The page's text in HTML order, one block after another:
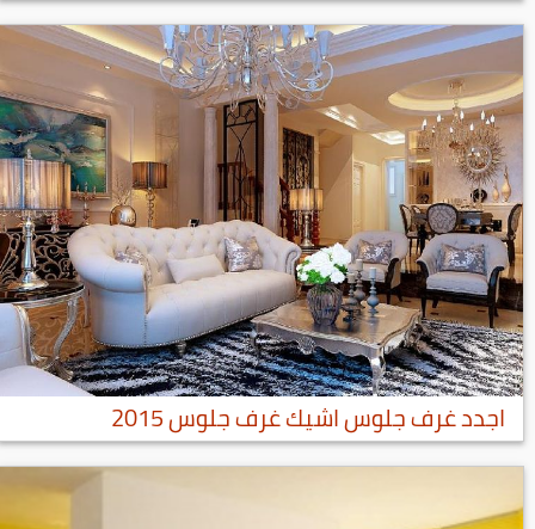
اجدد غرف جلوس اشيك غرف جلوس 2015